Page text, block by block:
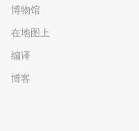
博物馆
在地图上
编译
博客